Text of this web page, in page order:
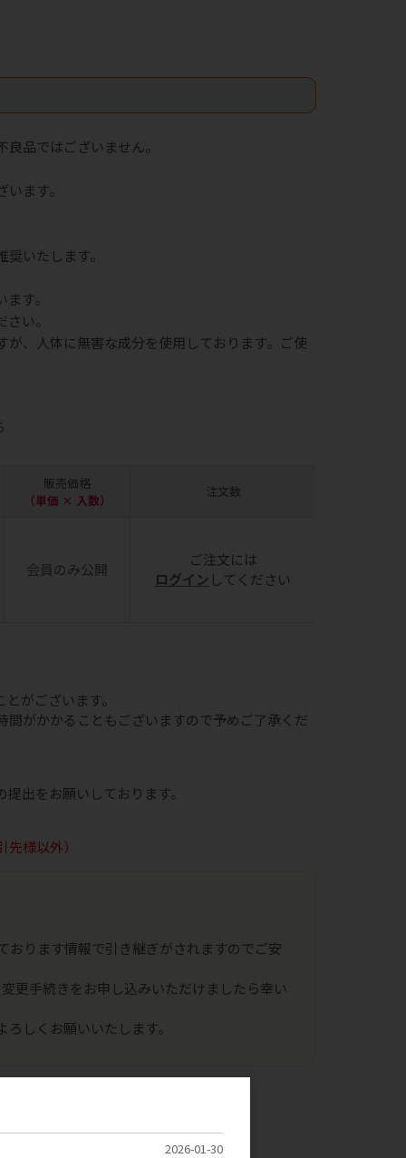
品ではございません。
ます。
いたします。
す。
い。
、人体に無害な成分を使用しております。ご使
販売価格
（単価 × 入数）
注文数
会員のみ公開
ご注文には
ログイン してください
がございます。
がかかることもございますので予めご了承くだ
出をお願いしております。
様以外）
ります情報で引き継ぎがされますのでご安
更手続きをお申し込みいただけましたら幸い
しくお願いいたします。
2026-01-30